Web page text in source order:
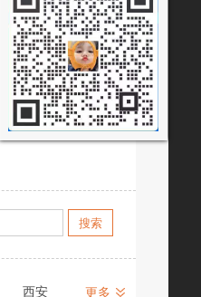
文化艺术
党建政务
VR/AR
公益慈善
西安
更多